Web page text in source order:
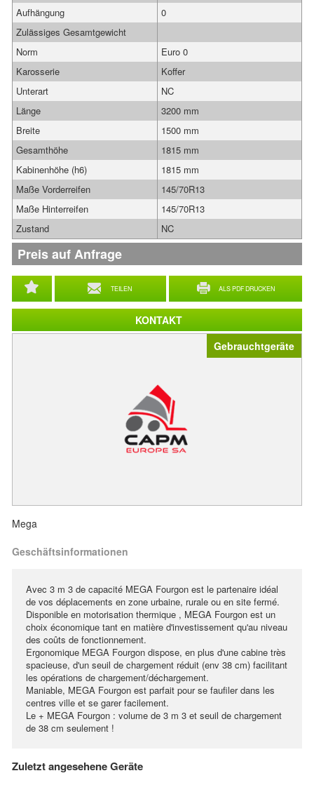
Gebrauchtgeräte
Mega
TEILEN ALS PDF DRUCKEN
Aufhängung
0
Zulässiges Gesamtgewicht
Norm
Euro 0
Karosserie
Koffer
Unterart
NC
Länge
3200 mm
Breite
1500 mm
Gesamthöhe
1815 mm
Kabinenhöhe (h6)
1815 mm
Maße Vorderreifen
145/70R13
Maße Hinterreifen
145/70R13
Zustand
NC
Preis auf Anfrage
Geschäftsinformationen
Avec 3 m 3 de capacité MEGA Fourgon est le partenaire idéal
de vos déplacements en zone urbaine, rurale ou en site fermé.
Disponible en motorisation thermique , MEGA Fourgon est un
choix économique tant en matière d'investissement qu'au niveau
des coûts de fonctionnement.
Ergonomique MEGA Fourgon dispose, en plus d'une cabine très
spacieuse, d'un seuil de chargement réduit (env 38 cm) facilitant
les opérations de chargement/déchargement.
Maniable, MEGA Fourgon est parfait pour se faufiler dans les
centres ville et se garer facilement.
Le + MEGA Fourgon : volume de 3 m 3 et seuil de chargement
de 38 cm seulement !
KONTAKT
Zuletzt angesehene Geräte